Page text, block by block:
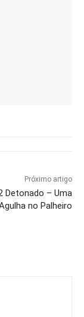
Próximo artigo
Detonado – Uma
no Palheiro